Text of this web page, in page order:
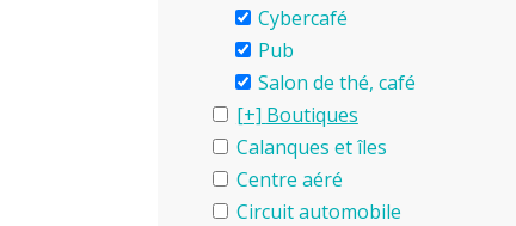
Cybercafé
Pub
Salon de thé, café
Boutiques
Calanques et îles
Centre aéré
Circuit automobile